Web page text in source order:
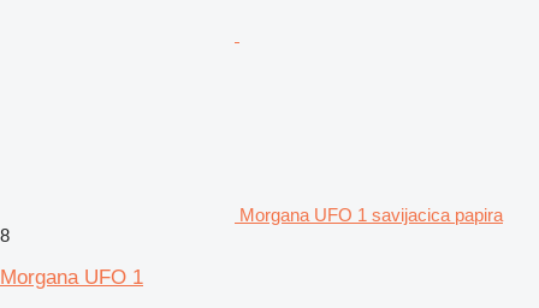
Morgana UFO 1 savijacica papira
8
Morgana UFO 1